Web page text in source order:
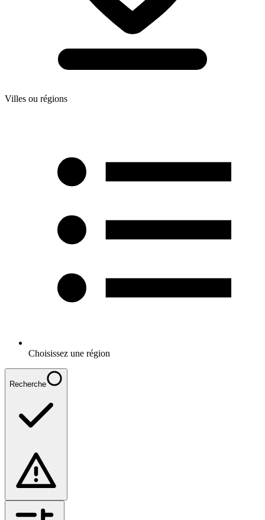
Villes ou régions
Choisissez une région
Recherche